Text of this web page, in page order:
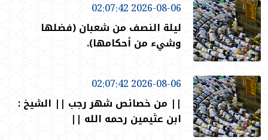
2026-08-06 02:07:42
ليلة النصف من شعبان (فضلها
وشيء من أحكامها).
2026-08-06 02:07:42
|| من خصائص شهر رجب || الشيخ :
ابن عثيمين رحمه الله ||